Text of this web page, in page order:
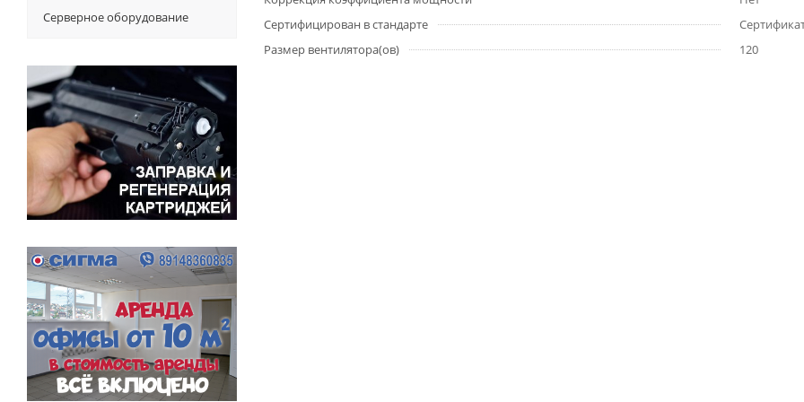
Сертифицирован в стандарте
Размер вентилятора(ов)
120
Серверное оборудование